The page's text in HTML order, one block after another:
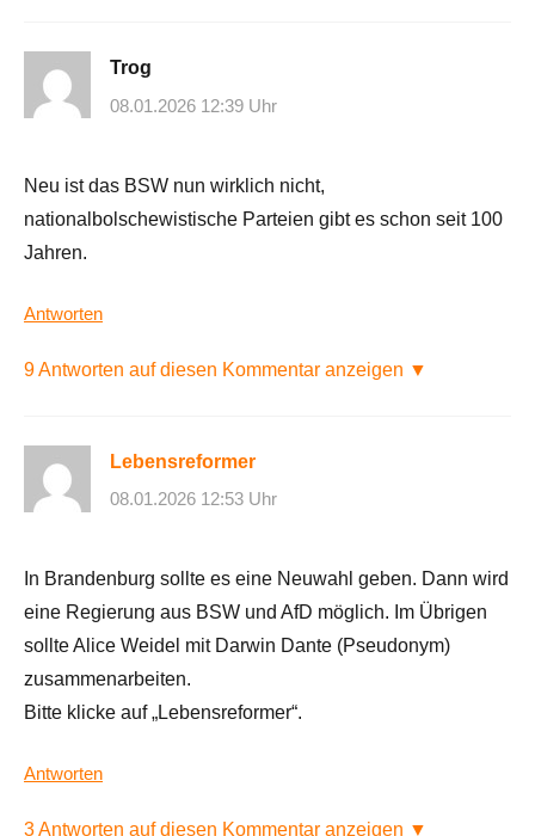
Trog
08.01.2026 12:39 Uhr
Neu ist das BSW nun wirklich nicht,
nationalbolschewistische Parteien gibt es schon seit 100
Jahren.
Antworten
9 Antworten auf diesen Kommentar anzeigen ▼
Lebensreformer
08.01.2026 12:53 Uhr
In Brandenburg sollte es eine Neuwahl geben. Dann wird
eine Regierung aus BSW und AfD möglich. Im Übrigen
sollte Alice Weidel mit Darwin Dante (Pseudonym)
zusammenarbeiten.
Bitte klicke auf „Lebensreformer“.
Antworten
3 Antworten auf diesen Kommentar anzeigen ▼